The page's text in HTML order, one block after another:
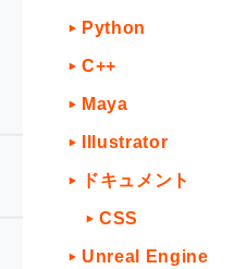
Python
C++
Maya
Illustrator
ドキュメント
CSS
Unreal Engine